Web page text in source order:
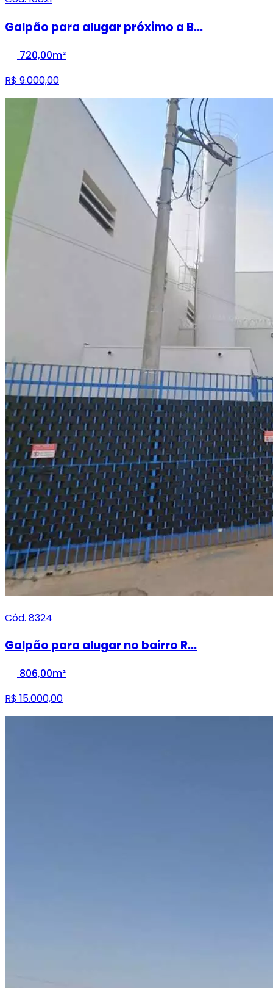
Galpão para alugar próximo a B...
720,00m²
R$ 9.000,00
Cód. 8324
Galpão para alugar no bairro R...
806,00m²
R$ 15.000,00